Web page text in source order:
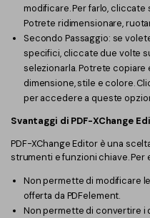
modificare. Per farlo,
Potrete ridimensionare,
Secondo Passaggio: se
specifici, cliccate due volte
selezionarla. Potrete
dimensione, stile e colore.
per accedere a queste
Svantaggi di PDF-XChange
PDF-XChange Editor è una
strumenti e funzioni chiave. Per
Non permette di modificare
offerta da PDFelement.
Non permette di convertire i